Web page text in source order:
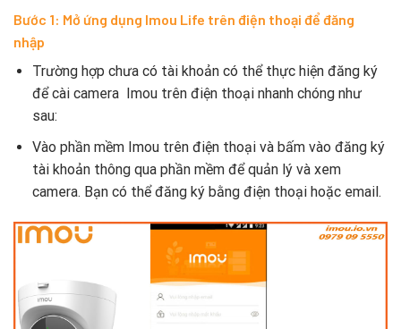
Bước 1: Mở ứng dụng Imou Life trên điện thoại để đăng
nhập
Trường hợp chưa có tài khoản có thể thực hiện đăng ký
để cài camera Imou trên điện thoại nhanh chóng như
sau:
Vào phần mềm Imou trên điện thoại và bấm vào đăng ký
tài khoản thông qua phần mềm để quản lý và xem
camera. Bạn có thể đăng ký bằng điện thoại hoặc email.